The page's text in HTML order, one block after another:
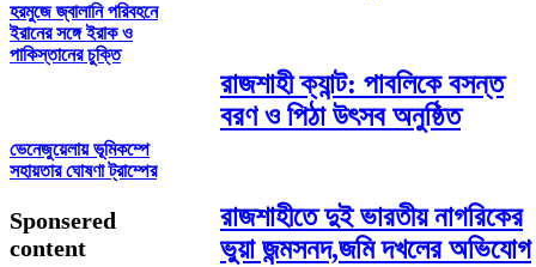
হরমুজে জ্বালানি পরিবহনে
ইরানের সঙ্গে ইরাক ও
পাকিস্তানের চুক্তি
ভেনেজুয়েলায় ভূমিকম্পে
সহায়তার ঘোষণা ট্রাম্পের
Sponsered
content
রাজশাহী ক্যান্ট: পাবলিকে বসন্ত
বরণ ও পিঠা উৎসব অনুষ্ঠিত
রাজশাহীতে দুই ভারতীয় নাগরিকের
ভুয়া জন্মসনদ,জমি দখলের অভিযোগ